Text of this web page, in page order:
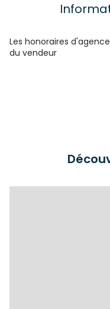
Les honoraires
du vendeur